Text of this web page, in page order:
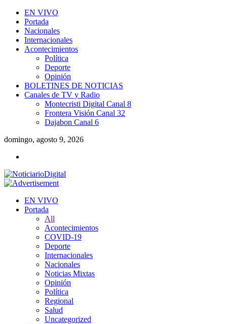
EN VIVO
Portada
Nacionales
Internacionales
Acontecimientos
Política
Deporte
Opinión
BOLETINES DE NOTICIAS
Canales de TV y Radio
Montecristi Digital Canal 8
Frontera Visión Canal 32
Dajabon Canal 6
domingo, agosto 9, 2026
EN VIVO
Portada
All
Acontecimientos
COVID-19
Deporte
Internacionales
Nacionales
Noticias Mixtas
Opinión
Política
Regional
Salud
Uncategorized